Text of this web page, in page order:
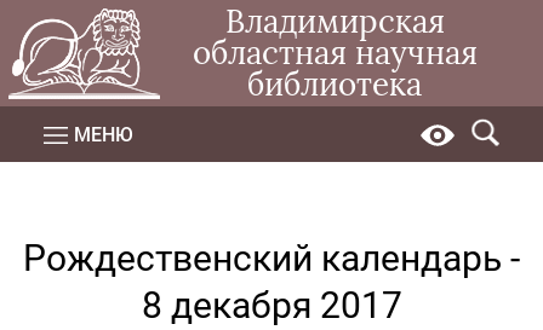
Владимирская
областная научная
библиотека
МЕНЮ
Рождественский календарь -
8 декабря 2017